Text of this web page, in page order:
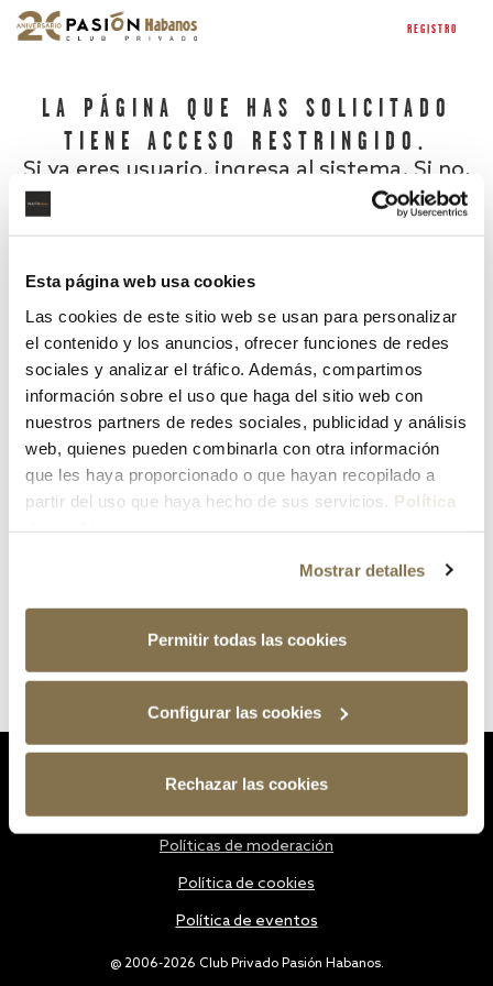
Esta página web usa cookies
Las cookies de este sitio web se usan para personalizar
el contenido y los anuncios, ofrecer funciones de redes
sociales y analizar el tráfico. Además, compartimos
información sobre el uso que haga del sitio web con
nuestros partners de redes sociales, publicidad y análisis
web, quienes pueden combinarla con otra información
que les haya proporcionado o que hayan recopilado a
partir del uso que haya hecho de sus servicios. Política
Mostrar detalles
Permitir todas las cookies
Configurar las cookies
Rechazar las cookies
REGISTRO
LA PÁGINA QUE HAS SOLICITADO
TIENE ACCESO RESTRINGIDO.
Si ya eres usuario, ingresa al sistema. Si no,
¿Has olvidado tu contraseña?
@ 2006-2026 Club Privado Pasión Habanos.
Políticas de moderación
Política de cookies
Política de eventos